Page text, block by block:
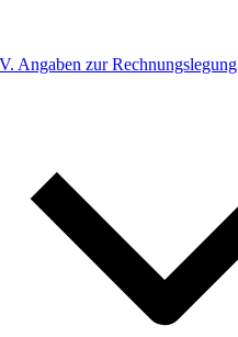
Angaben zur Rechnungslegung